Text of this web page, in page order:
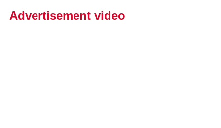
Advertisement video